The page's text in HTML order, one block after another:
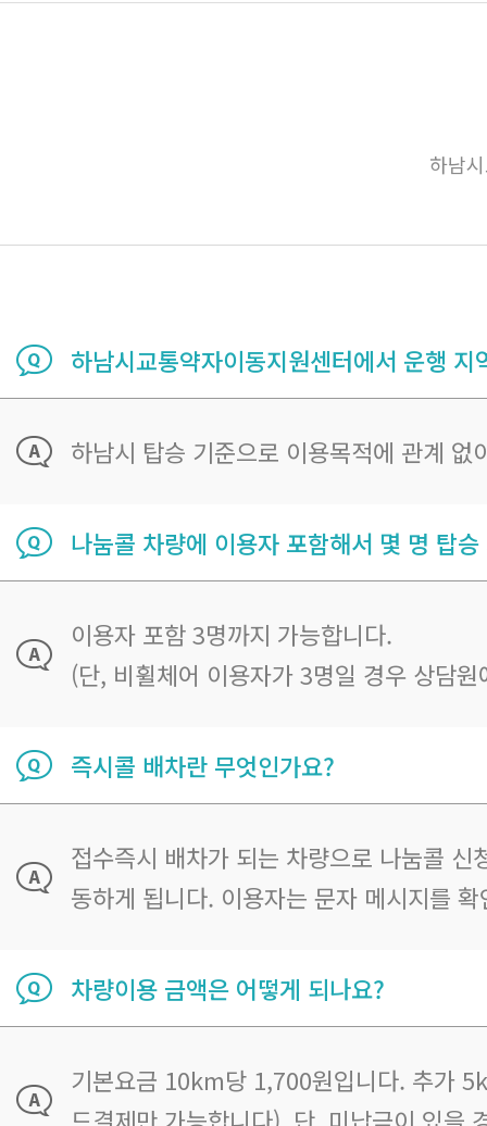
하남
하남시교통약자이동지원센터에서 운행
하남시 탑승 기준으로 이용목적에 관계 없
나눔콜 차량에 이용자 포함해서 몇 명 탑
이용자 포함 3명까지 가능합니다.
(단, 비휠체어 이용자가 3명일 경우 상담
즉시콜 배차란 무엇인가요?
접수즉시 배차가 되는 차량으로 나눔콜
동하게 됩니다. 이용자는 문자 메시지를
차량이용 금액은 어떻게 되나요?
기본요금 10km당 1,700원입니다. 추가